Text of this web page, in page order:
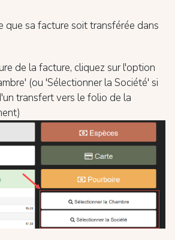
que sa facture soit transférée dans
de la facture, cliquez sur l'option
(ou 'Sélectionner la Société' si
transfert vers le folio de la